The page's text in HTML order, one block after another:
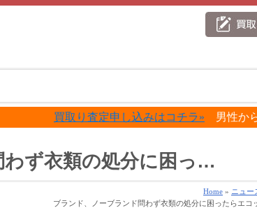
買取り査定申し込みはコチラ» 男性からのレ
ず衣類の処分に困っ…
Home » ニュー
ブランド、ノーブランド問わず衣類の処分に困ったらエコ